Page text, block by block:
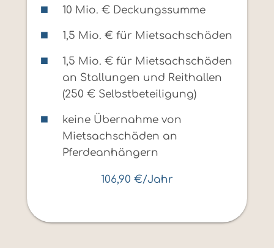
10 Mio. € Deckungssumme
1,5 Mio. € für Mietsachschäden
1,5 Mio. € für Mietsachschäden
an Stallungen und Reithallen
(250 € Selbstbeteiligung)
keine Übernahme von
Mietsachschäden an
Pferdeanhängern
106,90 €/Jahr